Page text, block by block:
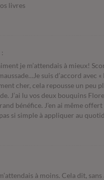
livres
je m’attendais à mieux!
suis d’accord avec
cher, cela repousse un peu
J’ai lu vos deux bouquins
bénéfice. J’en ai même offert
si simple à appliquer au
à moins. Cela dit,